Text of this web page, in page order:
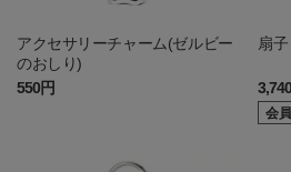
アクセサリーチャーム(ゼルビー
のおしり)
550円
扇子
会